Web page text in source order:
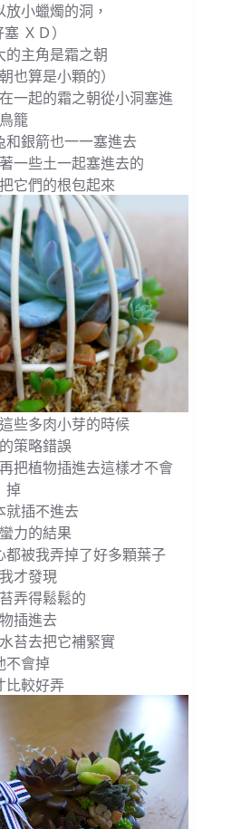
放小蠟燭的洞，
ＸＤ）
的主角是霜之朝
也算是小顆的）
一起的霜之朝從小洞塞進
鳥籠
和銀箭也一一塞進去
一些土一起塞進去的
它們的根包起來
些多肉小芽的時候
策略錯誤
把植物插進去這樣才不會
掉
就插不進去
力的結果
都被我弄掉了好多顆葉子
才發現
弄得鬆鬆的
插進去
苔去把它補緊實
不會掉
比較好弄